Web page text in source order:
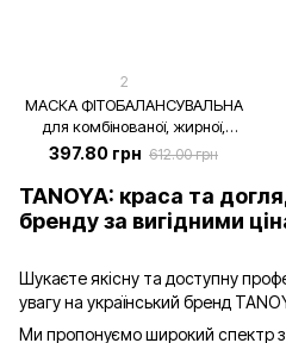
2
МАСКА ФІТОБАЛАНСУВАЛЬНА
для комбінованої, жирної,
проблемної, схильної до висипів
шкіри та юнацьких вугрів, 100
мл
397.80 грн 612.00 грн
TANOYA: краса та
бренду за вигідними
Шукаєте якісну та доступну
увагу на український бренд
Ми пропонуємо широкий спектр